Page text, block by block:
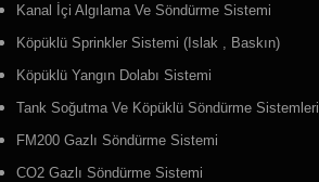
Kanal İçi Algılama Ve Söndürme Sistemi
Köpüklü Sprinkler Sistemi (Islak , Baskın)
Köpüklü Yangın Dolabı Sistemi
Tank Soğutma Ve Köpüklü Söndürme Sistemleri
FM200 Gazlı Söndürme Sistemi
CO2 Gazlı Söndürme Sistemi